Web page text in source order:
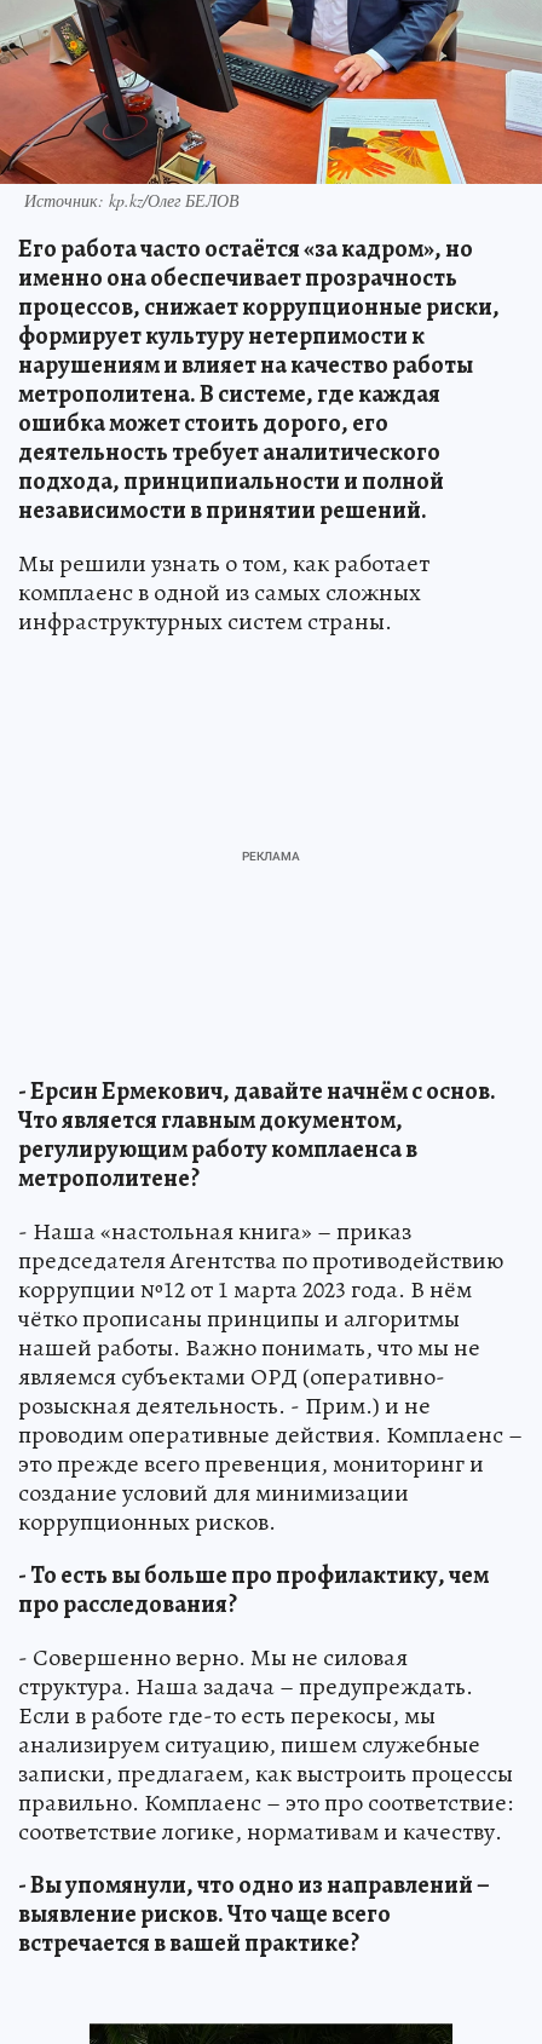
Источник: kp.kz/Олег БЕЛОВ
Его работа часто остаётся «за кадром», но
именно она обеспечивает прозрачность
процессов, снижает коррупционные риски,
формирует культуру нетерпимости к
нарушениям и влияет на качество работы
метрополитена. В системе, где каждая
ошибка может стоить дорого, его
деятельность требует аналитического
подхода, принципиальности и полной
независимости в принятии решений.
Мы решили узнать о том, как работает
комплаенс в одной из самых сложных
инфраструктурных систем страны.
- Ерсин Ермекович, давайте начнём с основ.
Что является главным документом,
регулирующим работу комплаенса в
метрополитене?
- Наша «настольная книга» – приказ
председателя Агентства по противодействию
коррупции №12 от 1 марта 2023 года. В нём
чётко прописаны принципы и алгоритмы
нашей работы. Важно понимать, что мы не
являемся субъектами ОРД (оперативно-
розыскная деятельность. - Прим.) и не
проводим оперативные действия. Комплаенс –
это прежде всего превенция, мониторинг и
создание условий для минимизации
коррупционных рисков.
- То есть вы больше про профилактику, чем
про расследования?
- Совершенно верно. Мы не силовая
структура. Наша задача – предупреждать.
Если в работе где-то есть перекосы, мы
анализируем ситуацию, пишем служебные
записки, предлагаем, как выстроить процессы
правильно. Комплаенс – это про соответствие:
соответствие логике, нормативам и качеству.
- Вы упомянули, что одно из направлений –
выявление рисков. Что чаще всего
встречается в вашей практике?